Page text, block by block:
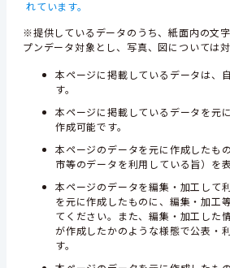
れています。
※提供しているデータのうち、紙面内の文
プンデータ対象とし、写真、図については
本ページに掲載しているデータは、
す。
本ページに掲載しているデータを元
作成可能です。
本ページのデータを元に作成したも
市等のデータを利用している旨）を
本ページのデータを編集・加工して
を元に作成したものに、編集・加工
てください。また、編集・加工した
が作成したかのような様態で公表・
す。